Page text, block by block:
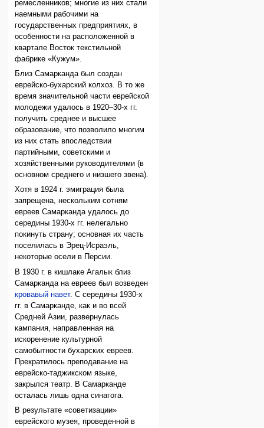
ремесленников; многие из них стали
наемными рабочими на
государственных предприятиях, в
особенности на расположенной в
квартале Восток текстильной
фабрике «Кужум».
Близ Самарканда был создан
еврейско-бухарский колхоз. В то же
время значительной части еврейской
молодежи удалось в 1920–30-х гг.
получить среднее и высшее
образование, что позволило многим
из них стать впоследствии
партийными, советскими и
хозяйственными руководителями (в
основном среднего и низшего звена).
Хотя в 1924 г. эмиграция была
запрещена, нескольким сотням
евреев Самарканда удалось до
середины 1930-х гг. нелегально
покинуть страну; основная их часть
поселилась в Эрец-Исраэль,
некоторые осели в Персии.
В 1930 г. в кишлаке Агалык близ
Самарканда на евреев был возведен
кровавый навет. С середины 1930-х
гг. в Самарканде, как и во всей
Средней Азии, развернулась
кампания, направленная на
искоренение культурной
самобытности бухарских евреев.
Прекратилось преподавание на
еврейско-таджикском языке,
закрылся театр. В Самарканде
осталась лишь одна синагога.
В результате «советизации»
еврейского музея, проведенной в